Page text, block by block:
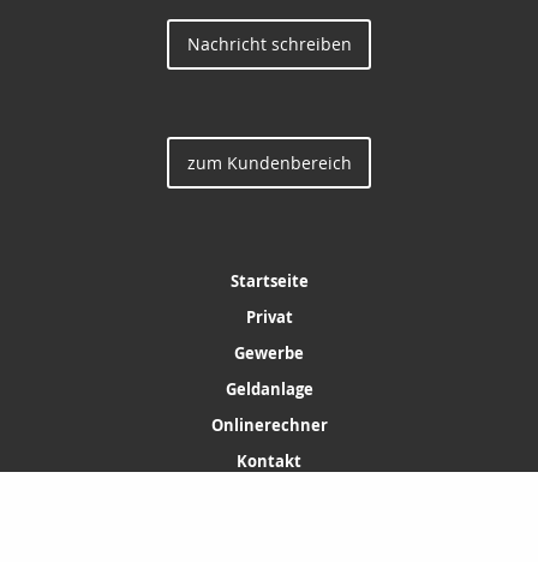
Nachricht schreiben
zum Kundenbereich
Startseite
Privat
Gewerbe
Geldanlage
Onlinerechner
Kontakt